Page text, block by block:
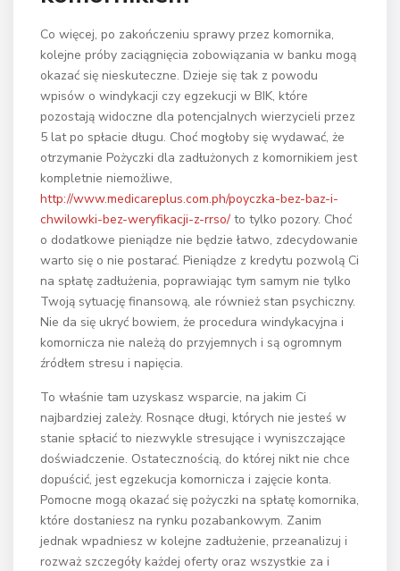
Co więcej, po zakończeniu sprawy przez komornika,
kolejne próby zaciągnięcia zobowiązania w banku mogą
okazać się nieskuteczne. Dzieje się tak z powodu
wpisów o windykacji czy egzekucji w BIK, które
pozostają widoczne dla potencjalnych wierzycieli przez
5 lat po spłacie długu. Choć mogłoby się wydawać, że
otrzymanie Pożyczki dla zadłużonych z komornikiem jest
kompletnie niemożliwe,
http://www.medicareplus.com.ph/poyczka-bez-baz-i-
chwilowki-bez-weryfikacji-z-rrso/ to tylko pozory. Choć
o dodatkowe pieniądze nie będzie łatwo, zdecydowanie
warto się o nie postarać. Pieniądze z kredytu pozwolą Ci
na spłatę zadłużenia, poprawiając tym samym nie tylko
Twoją sytuację finansową, ale również stan psychiczny.
Nie da się ukryć bowiem, że procedura windykacyjna i
komornicza nie należą do przyjemnych i są ogromnym
źródłem stresu i napięcia.
To właśnie tam uzyskasz wsparcie, na jakim Ci
najbardziej zależy. Rosnące długi, których nie jesteś w
stanie spłacić to niezwykle stresujące i wyniszczające
doświadczenie. Ostatecznością, do której nikt nie chce
dopuścić, jest egzekucja komornicza i zajęcie konta.
Pomocne mogą okazać się pożyczki na spłatę komornika,
które dostaniesz na rynku pozabankowym. Zanim
jednak wpadniesz w kolejne zadłużenie, przeanalizuj i
rozważ szczegóły każdej oferty oraz wszystkie za i